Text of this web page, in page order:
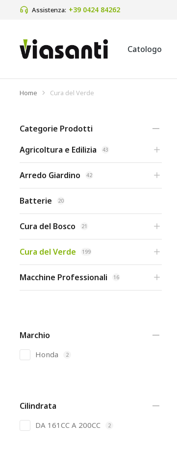
Assistenza: +39 0424 84262
Catologo
Tu sei qui:
Home Cura del Verde
Categorie Prodotti
Agricoltura e Edilizia
43
Arredo Giardino 42
Batterie 20
Cura del Bosco 21
Cura del Verde 199
Macchine Professionali 16
Marchio
Honda 2
Cilindrata
DA 161CC A 200CC 2